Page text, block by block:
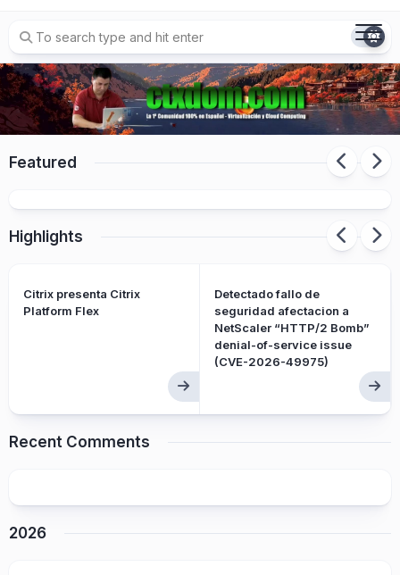
content
Featured
Citrix cambia el nombre a sus
Highlights
Citrix presenta Citrix
Platform Flex
Detectado fallo de
seguridad afectacion a
NetScaler “HTTP/2 Bomb”
denial-of-service issue
(CVE-2026-49975)
Recent Comments
2026